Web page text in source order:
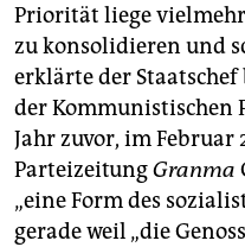
Priorität liege
zu konsolidieren und
erklärte der
der Kommunistischen
Jahr zuvor, im Februar
ParteizeitungGranma
„eine Form des
gerade weil „die